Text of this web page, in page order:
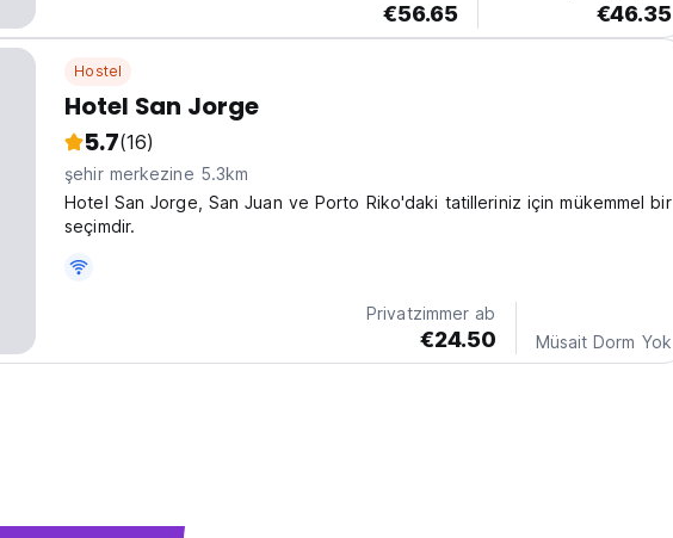
€56.65 €46.35
Hostel
Hotel San Jorge
5.7(16)
şehir merkezine 5.3km
Hotel San Jorge, San Juan ve Porto Riko'daki tatilleriniz için mükemmel bir
seçimdir.
Privatzimmer ab
€24.50 Müsait Dorm Yok